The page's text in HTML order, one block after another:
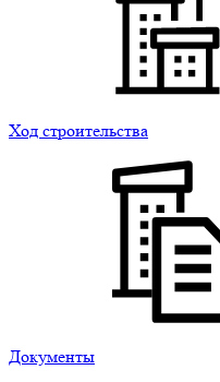
Ход строительства
Документы